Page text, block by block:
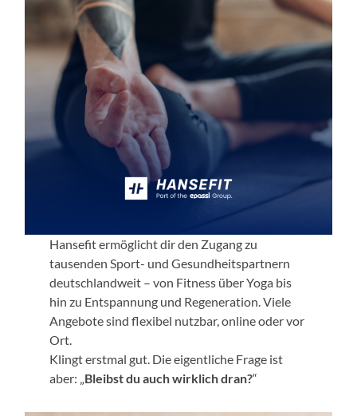
Hansefit ermöglicht dir den Zugang zu
tausenden Sport- und Gesundheitspartnern
deutschlandweit – von Fitness über Yoga bis
hin zu Entspannung und Regeneration. Viele
Angebote sind flexibel nutzbar, online oder vor
Ort.
Klingt erstmal gut. Die eigentliche Frage ist
aber: „ Bleibst du auch wirklich dran?“